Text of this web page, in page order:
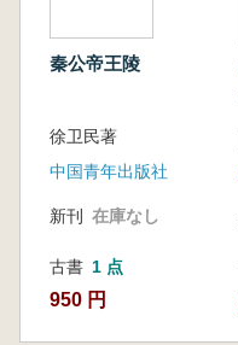
秦公帝王陵
徐卫民著
中国青年出版社
新刊 在庫なし
古書 1 点
950 円